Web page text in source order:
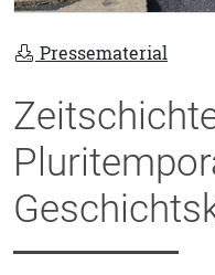
Pressematerial